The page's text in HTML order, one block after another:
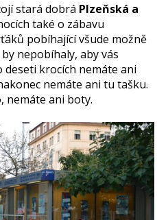
stará dobrá Plzeňská a
také o zábavu
pobíhající všude možně
nepobíhaly, aby vás
deseti krocích nemáte ani
nemáte ani tu tašku.
nemáte ani boty.